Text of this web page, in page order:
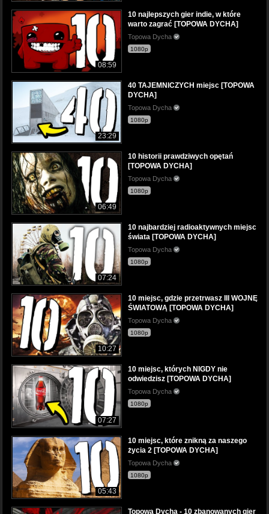
08:59
10 najlepszych gier indie, w które
warto zagrać [TOPOWA DYCHA]
Topowa Dycha
1080p
23:29
40 TAJEMNICZYCH miejsc [TOPOWA
DYCHA]
Topowa Dycha
1080p
06:49
10 historii prawdziwych opętań
[TOPOWA DYCHA]
Topowa Dycha
1080p
07:24
10 najbardziej radioaktywnych miejsc
świata [TOPOWA DYCHA]
Topowa Dycha
1080p
10:27
10 miejsc, gdzie przetrwasz III WOJNĘ
ŚWIATOWĄ [TOPOWA DYCHA]
Topowa Dycha
1080p
07:27
10 miejsc, których NIGDY nie
odwiedzisz [TOPOWA DYCHA]
Topowa Dycha
1080p
05:43
10 miejsc, które znikną za naszego
życia 2 [TOPOWA DYCHA]
Topowa Dycha
1080p
Topowa Dycha - 10 zbanowanych gier